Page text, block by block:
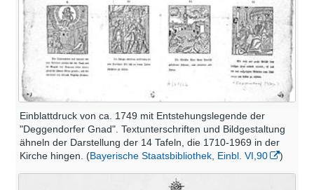
Einblattdruck von ca. 1749 mit Entstehungslegende der
"Deggendorfer Gnad". Textunterschriften und Bildgestaltung
ähneln der Darstellung der 14 Tafeln, die 1710-1969 in der
Kirche hingen. (Bayerische Staatsbibliothek, Einbl. VI,90 )